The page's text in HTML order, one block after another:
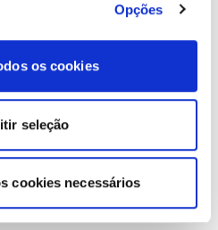
Opções
os cookies
seleção
cookies necessários